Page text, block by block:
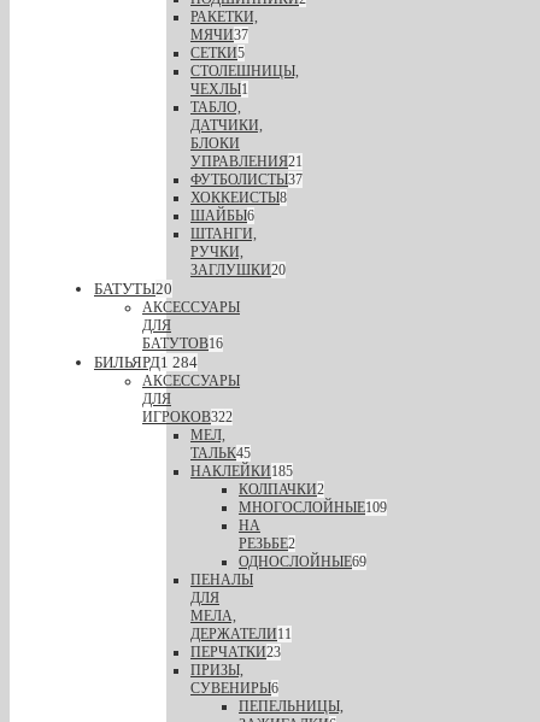
РАКЕТКИ,
МЯЧИ37
СЕТКИ5
СТОЛЕШНИЦЫ,
ЧЕХЛЫ1
ТАБЛО,
ДАТЧИКИ,
БЛОКИ
УПРАВЛЕНИЯ21
ФУТБОЛИСТЫ37
ХОККЕИСТЫ8
ШАЙБЫ6
ШТАНГИ,
РУЧКИ,
ЗАГЛУШКИ20
БАТУТЫ20
АКСЕССУАРЫ
ДЛЯ
БАТУТОВ16
БИЛЬЯРД1 284
АКСЕССУАРЫ
ДЛЯ
ИГРОКОВ322
МЕЛ,
ТАЛЬК45
НАКЛЕЙКИ185
КОЛПАЧКИ2
МНОГОСЛОЙНЫЕ109
НА
РЕЗЬБЕ2
ОДНОСЛОЙНЫЕ69
ПЕНАЛЫ
ДЛЯ
МЕЛА,
ДЕРЖАТЕЛИ11
ПЕРЧАТКИ23
ПРИЗЫ,
СУВЕНИРЫ6
ПЕПЕЛЬНИЦЫ,